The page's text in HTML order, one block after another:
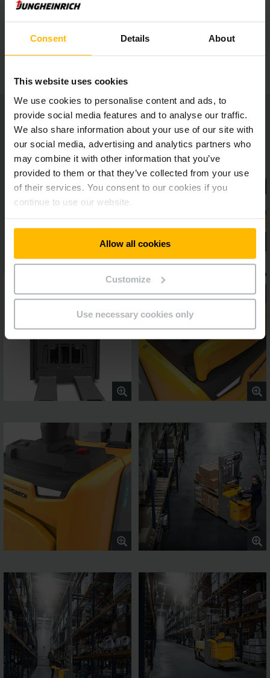
Consent Details About
This website uses cookies
We use cookies to personalise content and ads, to
provide social media features and to analyse our traffic.
We also share information about your use of our site with
our social media, advertising and analytics partners who
may combine it with other information that you’ve
provided to them or that they’ve collected from your use
of their services. You consent to our cookies if you
continue to use our website.
Allow all cookies
Customize
Use necessary cookies only
колісних балок